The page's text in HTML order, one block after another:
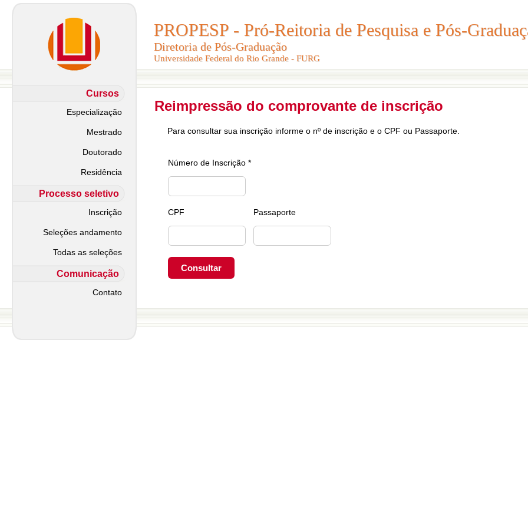
PROPESP - Pró-Reitoria de Pesquisa e Pós-
Diretoria de Pós-Graduação
Universidade Federal do Rio Grande - FURG
PROPESP - Pró-Reitoria de Pesquisa e Pós-
Diretoria de Pós-Graduação
Universidade Federal do Rio Grande - FURG
Cursos
Especialização
Mestrado
Doutorado
Residência
Processo seletivo
Inscrição
Seleções andamento
Todas as seleções
Comunicação
Contato
Reimpressão do comprovante de inscrição
Para consultar sua inscrição informe o nº de inscrição e o CPF ou Passaporte.
Número de Inscrição *
CPF Passaporte